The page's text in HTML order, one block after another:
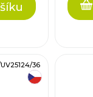
36